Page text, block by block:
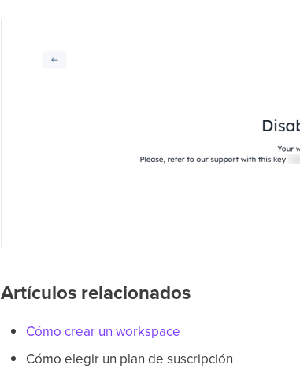
Artículos relacionados
Cómo crear un workspace
Cómo elegir un plan de suscripción